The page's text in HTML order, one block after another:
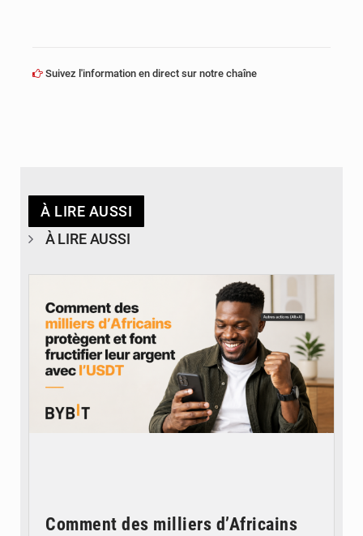
Suivez l'information en direct sur notre chaîne
À LIRE AUSSI
À LIRE AUSSI
Comment des milliers d’Africains